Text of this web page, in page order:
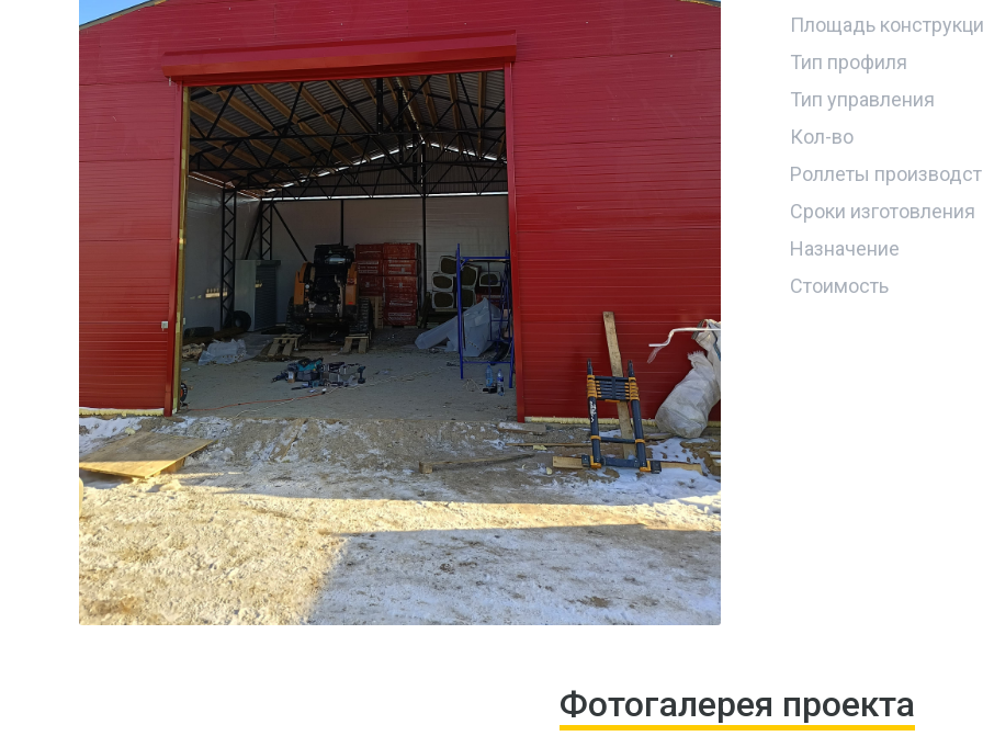
Площадь
Тип профиля
Тип управления
Кол-во
Роллеты
Сроки изготовления
Назначение
Стоимость
Фотогалерея проекта